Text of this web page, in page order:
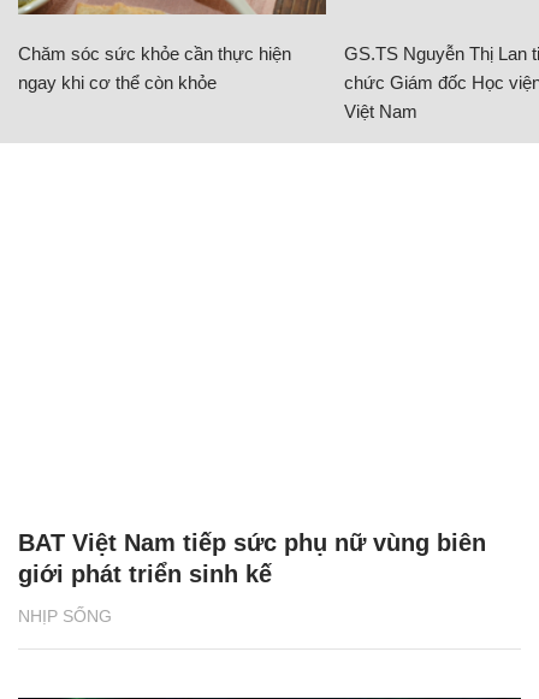
Chăm sóc sức khỏe cần thực hiện
ngay khi cơ thể còn khỏe
GS.TS Nguyễn Thị Lan
chức Giám đốc Học
Việt Nam
NHỊP SỐNG
BAT Việt Nam tiếp sức phụ nữ vùng biên
giới phát triển sinh kế